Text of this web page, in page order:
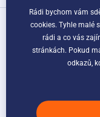
Rádi bychom vám
cookies. Tyhle malé
rádi a co vás
stránkách. Pokud
odkazů,